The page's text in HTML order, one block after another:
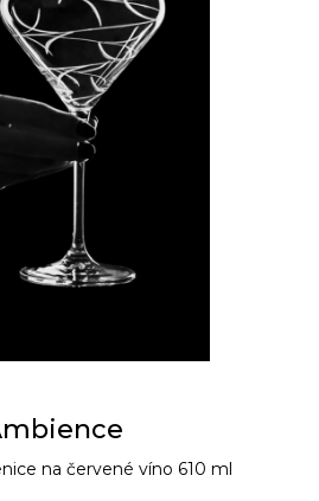
na červené víno 610 ml